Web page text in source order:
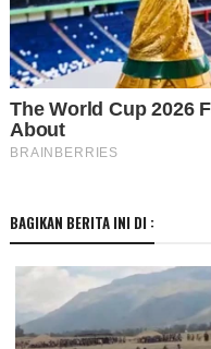
BAGIKAN BERITA INI DI :